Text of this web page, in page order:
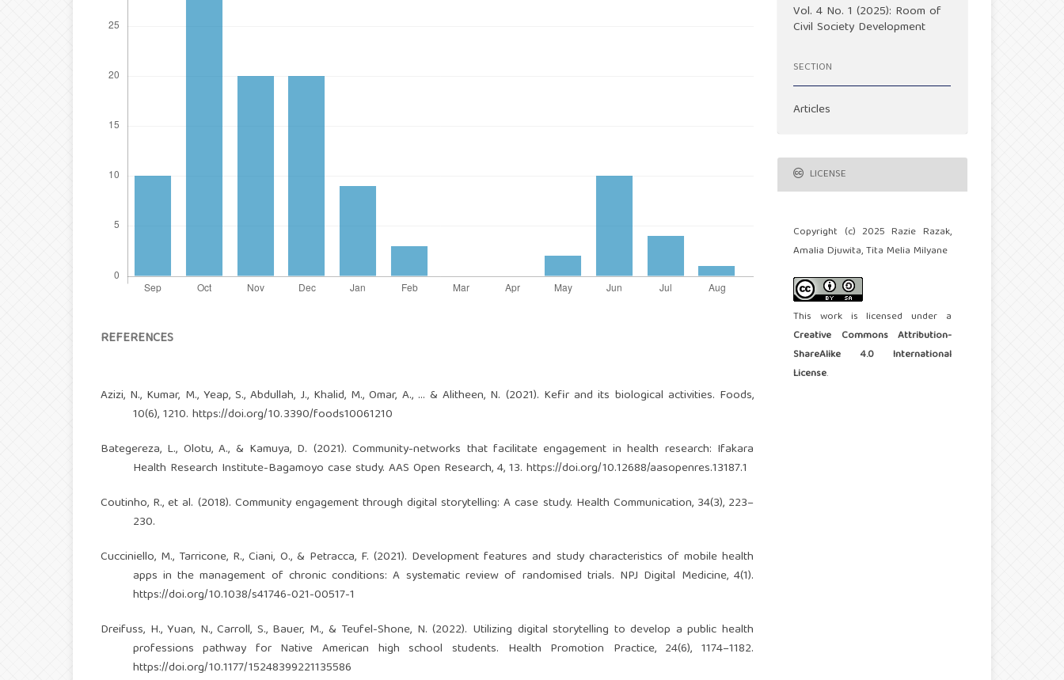
REFERENCES
Azizi, N., Kumar, M., Yeap, S., Abdullah, J., Khalid, M., Omar, A., … & Alitheen, N. (2021). Kefir and its biological activities. Foods,
10(6), 1210. https://doi.org/10.3390/foods10061210
Bategereza, L., Olotu, A., & Kamuya, D. (2021). Community-networks that facilitate engagement in health research: Ifakara
Health Research Institute-Bagamoyo case study. AAS Open Research, 4, 13. https://doi.org/10.12688/aasopenres.13187.1
Coutinho, R., et al. (2018). Community engagement through digital storytelling: A case study. Health Communication, 34(3), 223–
230.
Cucciniello, M., Tarricone, R., Ciani, O., & Petracca, F. (2021). Development features and study characteristics of mobile health
apps in the management of chronic conditions: A systematic review of randomised trials. NPJ Digital Medicine, 4(1).
https://doi.org/10.1038/s41746-021-00517-1
Dreifuss, H., Yuan, N., Carroll, S., Bauer, M., & Teufel-Shone, N. (2022). Utilizing digital storytelling to develop a public health
professions pathway for Native American high school students. Health Promotion Practice, 24(6), 1174–1182.
https://doi.org/10.1177/15248399221135586
Vol. 4 No. 1 (2025): Room of
Civil Society Development
SECTION
Articles
LICENSE
Copyright (c) 2025 Razie Razak,
Amalia Djuwita, Tita Melia Milyane
This work is licensed under a
Creative Commons Attribution-
ShareAlike 4.0 International
License.